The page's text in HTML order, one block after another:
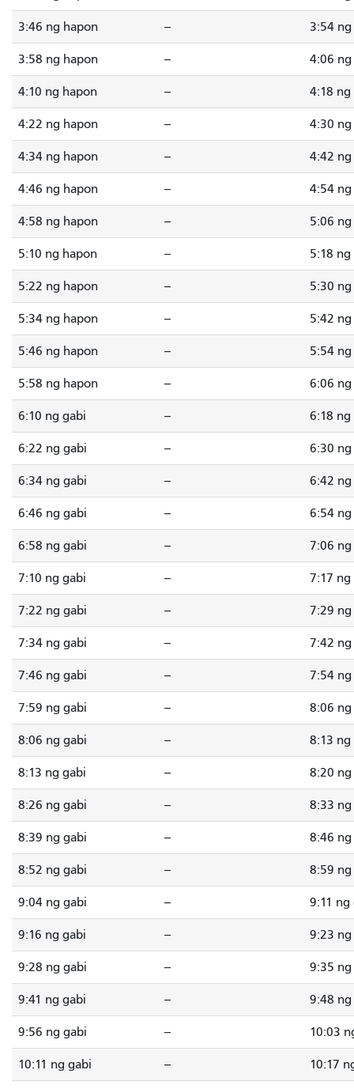
3:46 ng hapon -- 3:54
3:58 ng hapon -- 4:06
4:10 ng hapon -- 4:18 ng
4:22 ng hapon -- 4:30
4:34 ng hapon -- 4:42
4:46 ng hapon -- 4:54
4:58 ng hapon -- 5:06
5:10 ng hapon -- 5:18
5:22 ng hapon -- 5:30
5:34 ng hapon -- 5:42
5:46 ng hapon -- 5:54
5:58 ng hapon -- 6:06
6:10 ng gabi -- 6:18 ng
6:22 ng gabi -- 6:30
6:34 ng gabi -- 6:42
6:46 ng gabi -- 6:54
6:58 ng gabi -- 7:06
7:10 ng gabi -- 7:17 ng
7:22 ng gabi -- 7:29
7:34 ng gabi -- 7:42
7:46 ng gabi -- 7:54
7:59 ng gabi -- 8:06
8:06 ng gabi -- 8:13 ng
8:13 ng gabi -- 8:20
8:26 ng gabi -- 8:33
8:39 ng gabi -- 8:46
8:52 ng gabi -- 8:59
9:04 ng gabi -- 9:11 ng
9:16 ng gabi -- 9:23
9:28 ng gabi -- 9:35
9:41 ng gabi -- 9:48
9:56 ng gabi -- 10:03
10:11 ng gabi -- 10:17